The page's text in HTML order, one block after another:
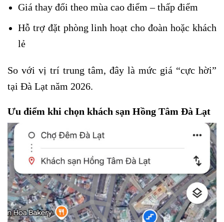
Giá thay đổi theo mùa cao điểm – thấp điểm
Hỗ trợ đặt phòng linh hoạt cho đoàn hoặc khách
lẻ
So với vị trí trung tâm, đây là mức giá “cực hời”
tại Đà Lạt năm 2026.
Ưu điểm khi chọn khách sạn Hồng Tâm Đà Lạt